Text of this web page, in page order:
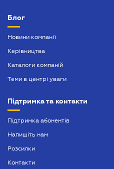
Блог
Новини компанії
Керівництва
Каталоги компаній
Теми в центрі уваги
Підтримка та контакти
Підтримка абонентів
Напишіть нам
Розсилки
Контакти